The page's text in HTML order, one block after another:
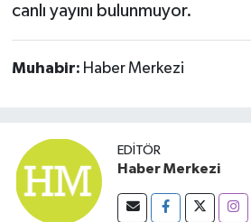
canlı yayını bulunmuyor.
Muhabir: Haber Merkezi
EDITÖR
Haber Merkezi
YAŞAM